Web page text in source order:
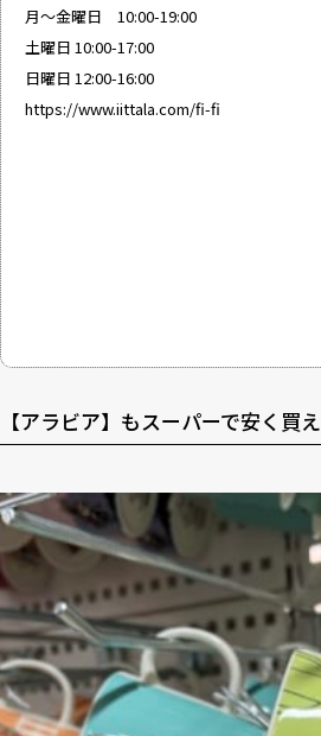
月〜金曜日 10:00-19:00
土曜日 10:00-17:00
日曜日 12:00-16:00
https://www.iittala.com/fi-fi
【アラビア】もスーパーで安く買